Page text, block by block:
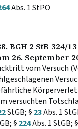
Abs. 1 StPO
BGH 2 StR 324/
26. September
vom Versuch
versuchten
StGB; § 23Abs. 1
§ 224Abs. 1 StGB; §